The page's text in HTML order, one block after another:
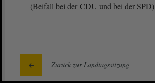
(Beifall bei der CDU und bei der SPD)
Zurück zur Landtagssitzung